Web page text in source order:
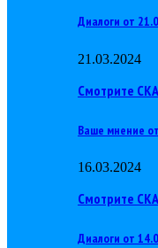
Диалоги от
21.03.2024
Смотрите
Ваше мнение
16.03.2024
Смотрите
Диалоги от